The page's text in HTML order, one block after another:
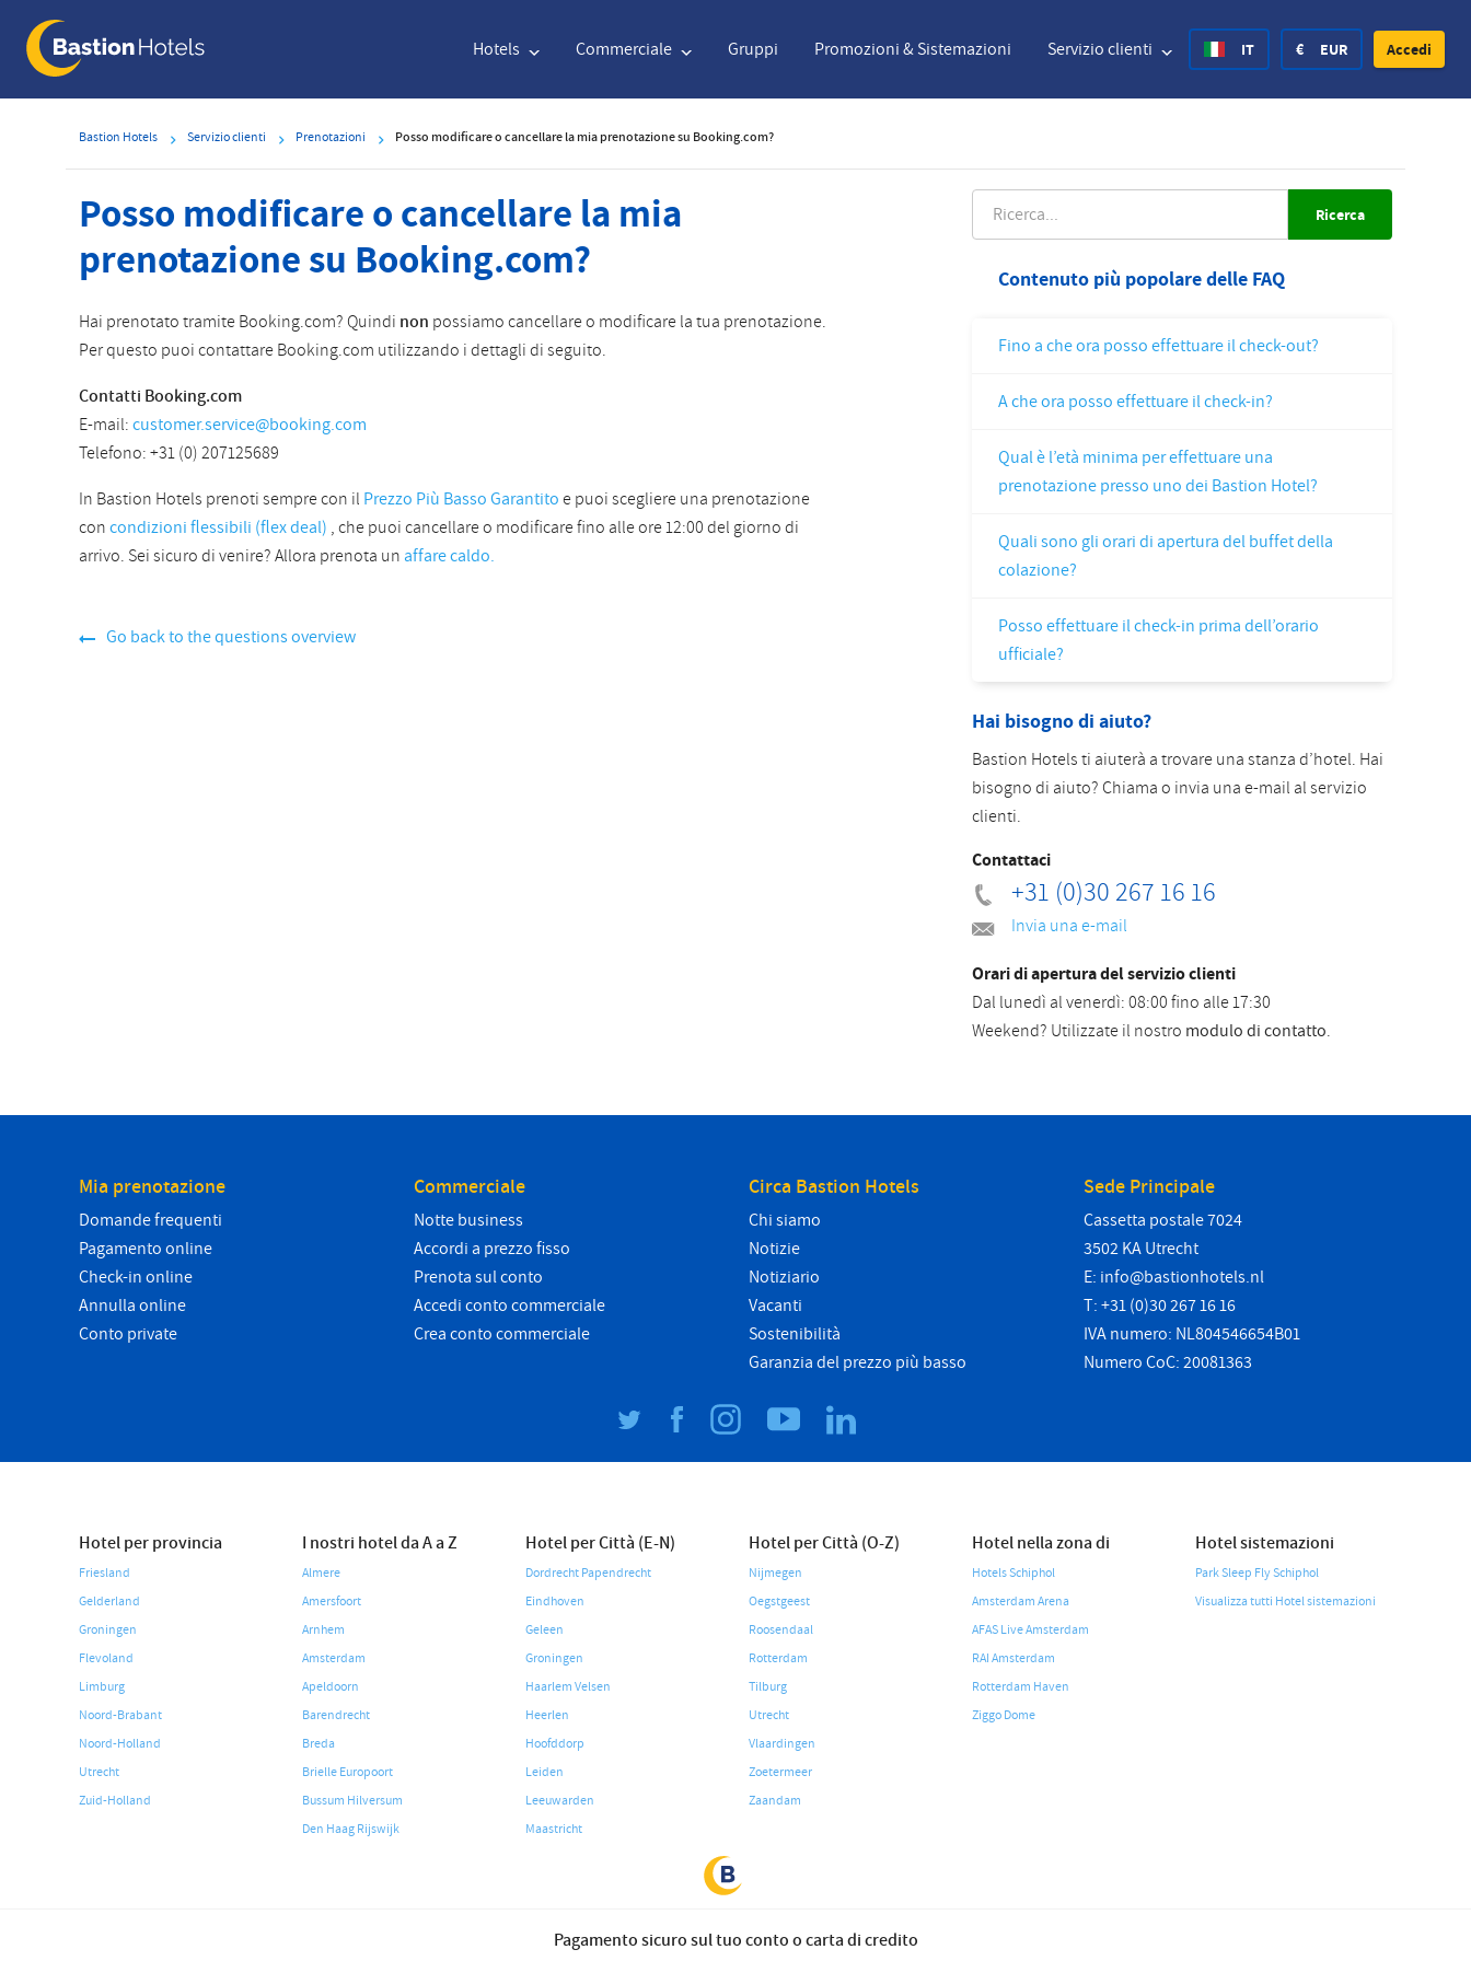
main
content
Hotels Commerciale Gruppi Promozioni & Sistemazioni Servizio clienti IT
Français
Hvratski
Finnish
Czech
Romanian
€ EUR
CAD Canadian Dollar
Sweden Krona CHF Switzerland Franc
Accedi
Bastion Hotels Servizio clienti Prenotazioni Posso modificare o cancellare la mia prenotazione su Booking.com?
Posso modificare o cancellare la mia
prenotazione su Booking.com?
Hai prenotato tramite Booking.com? Quindi non possiamo cancellare o modificare la tua prenotazione.
Per questo puoi contattare Booking.com utilizzando i dettagli di seguito.
Contatti Booking.com
E-mail:customer.service@booking.com
Telefono:+31 (0) 207125689
In Bastion Hotels prenoti sempre con il Prezzo Più Basso Garantitoe puoi scegliere una prenotazione
concondizioni flessibili (flex deal) , che puoi cancellare o modificare fino alle ore 12:00 del giorno di
arrivo. Sei sicuro di venire? Allora prenota un affare caldo.
Go back to the questions overview
Contenuto più popolare delle FAQ
Fino a che ora posso effettuare il check-out?
A che ora posso effettuare il check-in?
Qual è l’età minima per effettuare una
prenotazione presso uno dei Bastion Hotel?
Quali sono gli orari di apertura del buffet della
colazione?
Posso effettuare il check-in prima dell’orario
ufficiale?
Hai bisogno di aiuto?
Bastion Hotels ti aiuterà a trovare una stanza d’hotel. Hai
bisogno di aiuto? Chiama o invia una e-mail al servizio
clienti.
Contattaci
+31 (0)30 267 16 16
Invia una e-mail
Orari di apertura del servizio clienti
Dal lunedì al venerdì: 08:00 fino alle 17:30
Weekend? Utilizzate il nostro modulo di contatto.
Mia prenotazione
Domande frequenti
Pagamento online
Check-in online
Annulla online
Conto private
Commerciale
Notte business
Accordi a prezzo fisso
Prenota sul conto
Accedi conto commerciale
Crea conto commerciale
Circa Bastion Hotels
Chi siamo
Notizie
Notiziario
Vacanti
Sostenibilità
Garanzia del prezzo più basso
Sede Principale
Cassetta postale 7024
3502 KA Utrecht
E: info@bastionhotels.nl
T: +31 (0)30 267 16 16
IVA numero: NL804546654B01
Numero CoC: 20081363
Hotel per provincia
Friesland
Gelderland
Groningen
Flevoland
Limburg
Noord-Brabant
Noord-Holland
Utrecht
Zuid-Holland
I nostri hotel da A a Z
Almere
Amersfoort
Arnhem
Amsterdam
Apeldoorn
Barendrecht
Breda
Brielle Europoort
Bussum Hilversum
Den Haag Rijswijk
Hotel per Città (E-N)
Dordrecht Papendrecht
Eindhoven
Geleen
Groningen
Haarlem Velsen
Heerlen
Hoofddorp
Leiden
Leeuwarden
Maastricht
Hotel per Città (O-Z)
Nijmegen
Oegstgeest
Roosendaal
Rotterdam
Tilburg
Utrecht
Vlaardingen
Zoetermeer
Zaandam
Hotel nella zona di
Hotels Schiphol
Amsterdam Arena
AFAS Live Amsterdam
RAI Amsterdam
Rotterdam Haven
Ziggo Dome
Hotel sistemazioni
Park Sleep Fly Schiphol
Visualizza tutti Hotel sistemazioni
Pagamento sicuro sul tuo conto o carta di credito